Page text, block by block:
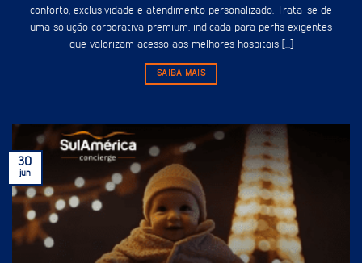
conforto, exclusividade e atendimento personalizado. Trata-se de
uma solução corporativa premium, indicada para perfis exigentes
que valorizam acesso aos melhores hospitais [...]
SAIBA MAIS
30
jun